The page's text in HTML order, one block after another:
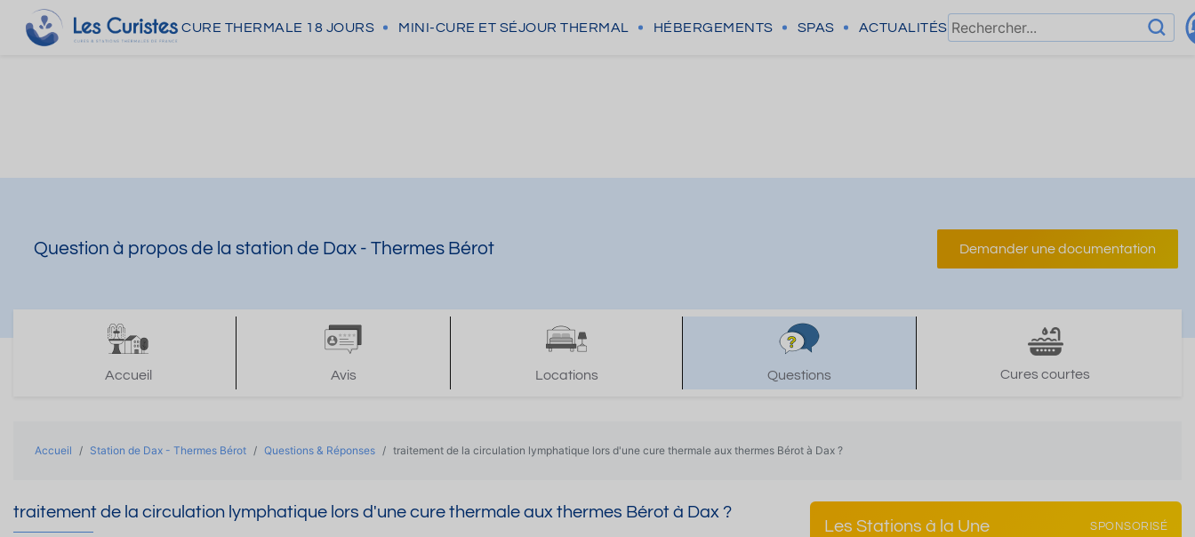
CURE THERMALE 18 JOURS MINI-CURE ET SÉJOUR THERMAL HÉBERGEMENTS SPAS ACTUALITÉS
Question à propos de la station de Dax - Thermes Bérot Demander une documentation
Accueil Avis Locations Questions Cures courtes
Accueil Station de Dax - Thermes Bérot Questions & Réponses traitement de la circulation lymphatique lors d'une cure thermale aux thermes Bérot à Dax ?
traitement de la circulation lymphatique lors d'une cure thermale aux thermes Bérot à Dax ?
Les Stations à la Une SPONSORISÉ